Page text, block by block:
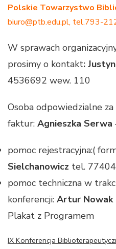
Polskie Towarzystwo
biuro@ptb.edu.pl, tel.793-
W sprawach
prosimy o kontakt:
4536692 wew. 110
Osoba odpowiedzialne
faktur: Agnieszka Serwa
pomoc rejestracyjna:(
Sielchanowicz tel.
pomoc techniczna w
konferencji: Artur Nowak
Plakat z Programem
IX Konferencja